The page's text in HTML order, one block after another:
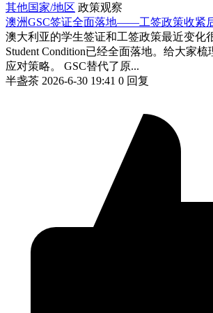
其他国家/地区 政策观察
澳洲GSC签证全面落地——工签政策收紧
澳大利亚的学生签证和工签政策最近变化
Student Condition已经全面落地。给大家
应对策略。 GSC替代了原...
半盏茶 2026-6-30 19:41 0 回复